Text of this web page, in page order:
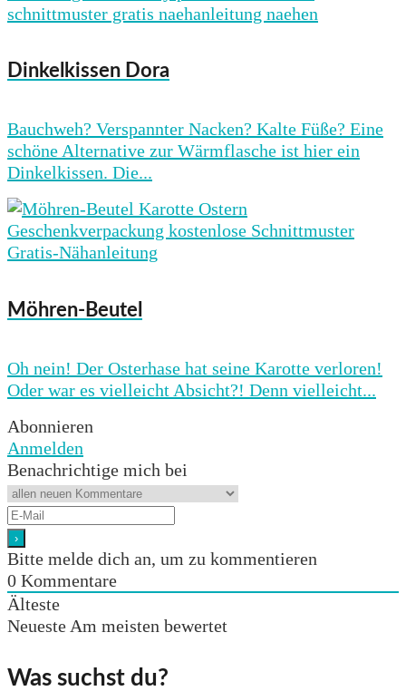
Dinkelkissen Dora
Bauchweh? Verspannter Nacken? Kalte Füße? Eine
schöne Alternative zur Wärmflasche ist hier ein
Dinkelkissen. Die...
Möhren-Beutel
Oh nein! Der Osterhase hat seine Karotte verloren!
Oder war es vielleicht Absicht?! Denn vielleicht...
Abonnieren
Anmelden
Benachrichtige mich bei
Bitte melde dich an, um zu kommentieren
0 Kommentare
Älteste
Neueste Am meisten bewertet
Was suchst du?